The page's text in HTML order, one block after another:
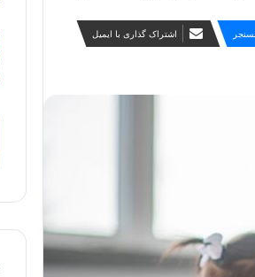
اشتراک گذاری با ایمیل